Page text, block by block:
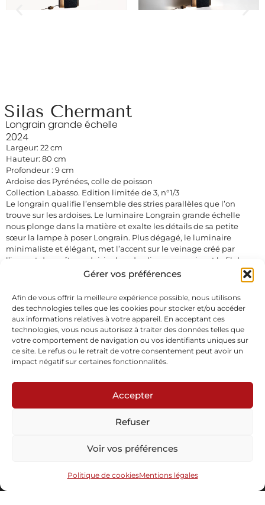
Gérer vos préférences
Afin de vous offrir la meilleure expérience possible, nous utilisons
des technologies telles que les cookies pour stocker et/ou accéder
aux informations relatives à votre appareil. En acceptant ces
technologies, vous nous autorisez à traiter des données telles que
votre comportement de navigation ou vos identifiants uniques sur
ce site. Le refus ou le retrait de votre consentement peut avoir un
impact négatif sur certaines fonctionnalités.
Accepter
Refuser
Voir vos préférences
Politique de cookiesMentions légales
Silas Chermant
Longrain grande échelle
2024
Largeur: 22 cm
Hauteur: 80 cm
Profondeur : 9 cm
Ardoise des Pyrénées, colle de poisson
Collection Labasso. Edition limitée de 3, n°1/3
Le longrain qualifie l’ensemble des stries parallèles que l’on
trouve sur les ardoises. Le luminaire Longrain grande échelle
nous plonge dans la matière et exalte les détails de sa petite
sœur la lampe à poser Longrain. Plus dégagé, le luminaire
minimaliste et élégant, met l’accent sur le veinage créé par
l’impact du maître ardoisier lors du clivage, en suivant le fil de
l’ardoise grâce à sa grande surface éclairée.
Demande d'informations
Abonnez-vous à notre newsletter